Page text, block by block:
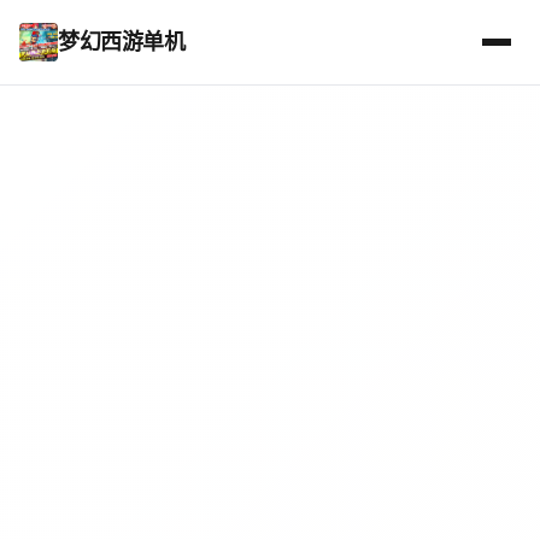
梦幻西游单机